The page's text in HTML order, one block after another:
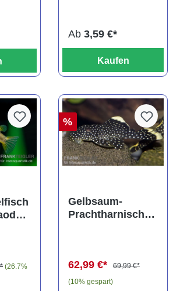
Ab 3,59 €*
Kaufen
Bewertung von 5 von 5 Sternen
(26.7%
%
Gelbsaum-
Prachtharnischw
62,99 €*
69,99 €*
(10% gespart)